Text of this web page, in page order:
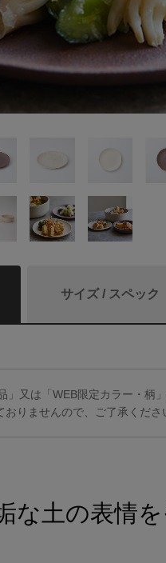
サイズ / スペック
」又は「WEB限定カラー・柄
りませんので、ご了承くださ
な土の表情